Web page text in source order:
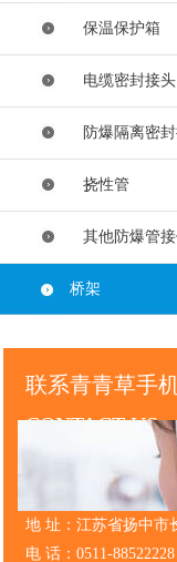
保温保护箱
电缆密封接头
防爆隔离密
挠性管
其他防爆管
桥架
联系青青草手
CONTACT US
地 址：江苏省扬中市
电 话：0511-